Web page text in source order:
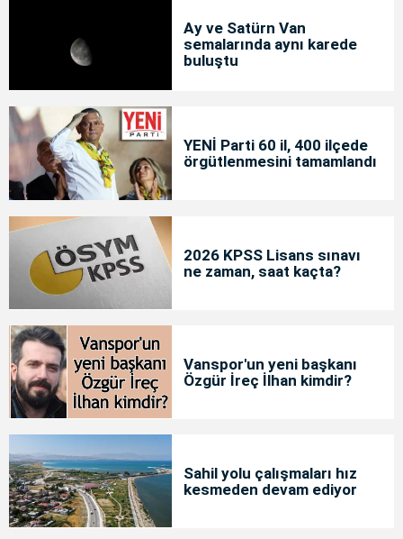
Ay ve Satürn Van
semalarında aynı karede
buluştu
YENİ Parti 60 il, 400 ilçede
örgütlenmesini tamamlandı
2026 KPSS Lisans sınavı
ne zaman, saat kaçta?
Vanspor'un yeni başkanı
Özgür İreç İlhan kimdir?
Sahil yolu çalışmaları hız
kesmeden devam ediyor